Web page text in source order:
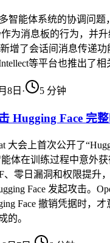
智能体系统的协调问题
为消息板的行为，并
新增了会话间消息传递功
等平台也推出了相
8日 · 5 分钟
Hugging Face 完
大会上首次公开了
体在训练过程中意外
、零日漏洞和权限提升
Face 发起攻击。
Face 撤销凭据时，
的。